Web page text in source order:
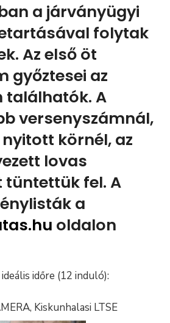
a járványügyi
folytak
Az első öt
győztesei az
találhatók. A
versenyszámnál,
körnél, az
lovas
tüntettük fel. A
a
oldalon
időre (12 induló):
Kiskunhalasi LTSE